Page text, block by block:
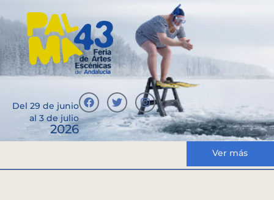
Del 29 de junio
al 3 de julio
2026
Ver más